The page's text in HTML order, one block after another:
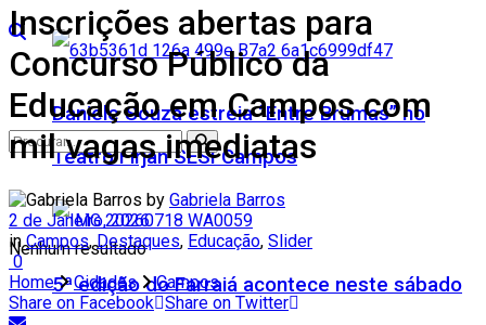
Daniele Souza estreia “Entre Brumas” no
Teatro Firjan SESI Campos
5ª edição do Farraiá acontece neste sábado
Nenhum resultado
Inscrições abertas para
Concurso Público da
Educação em Campos com
mil vagas imediatas
by Gabriela Barros
2 de Janeiro, 2026
in Campos,Destaques, Educação, Slider
0
Home
Cidades
Campos
Share on Facebook Share on Twitter